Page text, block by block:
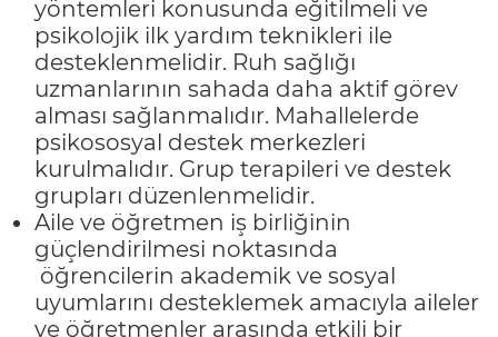
yöntemleri konusunda eğitilmeli ve
psikolojik ilk yardım teknikleri ile
desteklenmelidir. Ruh sağlığı
uzmanlarının sahada daha aktif görev
alması sağlanmalıdır. Mahallelerde
psikososyal destek merkezleri
kurulmalıdır. Grup terapileri ve destek
grupları düzenlenmelidir.
Aile ve öğretmen iş birliğinin
güçlendirilmesi noktasında
öğrencilerin akademik ve sosyal
uyumlarını desteklemek amacıyla aileler
ve öğretmenler arasında etkili bir